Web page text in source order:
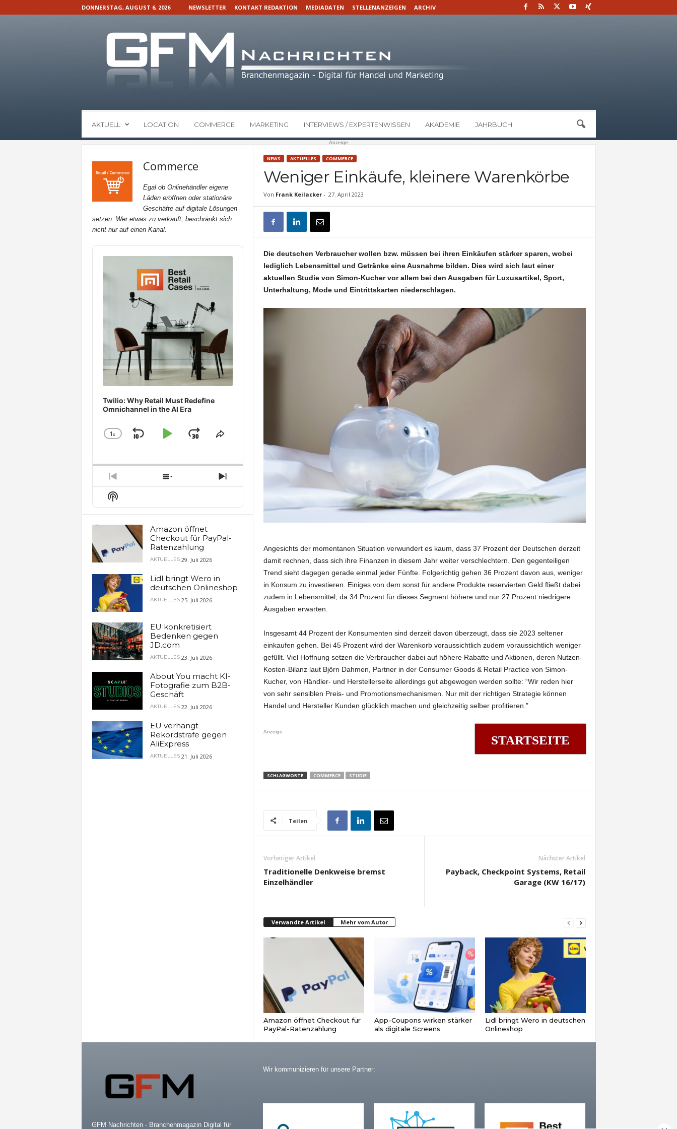
DONNERSTAG, AUGUST 6, 2026 NEWSLETTER KONTAKT REDAKTION MEDIADATEN STELLENANZEIGEN ARCHIV
M
N
AKTUELL LOCATION COMMERCE MARKETING INTERVIEWS / EXPERTENWISSEN AKADEMIE JAHRBUCH
Anzeige
NEWS AKTUELLES COMMERCE
Weniger Einkäufe, kleinere Warenkörbe
Von Frank Keilacker- 27. April 2023
Die deutschen Verbraucher wollen bzw. müssen bei ihren Einkäufen stärker sparen, wobei
lediglich Lebensmittel und Getränke eine Ausnahme bilden. Dies wird sich laut einer
aktuellen Studie von Simon-Kucher vor allem bei den Ausgaben für Luxusartikel, Sport,
Unterhaltung, Mode und Eintrittskarten niederschlagen.
Angesichts der momentanen Situation verwundert es kaum, dass 37 Prozent der Deutschen derzeit
damit rechnen, dass sich ihre Finanzen in diesem Jahr weiter verschlechtern. Den gegenteiligen
Trend sieht dagegen gerade einmal jeder Fünfte. Folgerichtig gehen 36 Prozent davon aus, weniger
in Konsum zu investieren. Einiges von dem sonst für andere Produkte reservierten Geld fließt dabei
zudem in Lebensmittel, da 34 Prozent für dieses Segment höhere und nur 27 Prozent niedrigere
Ausgaben erwarten.
Insgesamt 44 Prozent der Konsumenten sind derzeit davon überzeugt, dass sie 2023 seltener
einkaufen gehen. Bei 45 Prozent wird der Warenkorb voraussichtlich zudem voraussichtlich weniger
gefüllt. Viel Hoffnung setzen die Verbraucher dabei auf höhere Rabatte und Aktionen, deren Nutzen-
Kosten-Bilanz laut Björn Dahmen, Partner in der Consumer Goods & Retail Practice von Simon-
Kucher, von Händler- und Herstellerseite allerdings gut abgewogen werden sollte: “Wir reden hier
von sehr sensiblen Preis- und Promotionsmechanismen. Nur mit der richtigen Strategie können
Handel und Hersteller Kunden glücklich machen und gleichzeitig selber profitieren.”
Anzeige
STARTSEITE
SCHLAGWORTE COMMERCE STUDIE
Teilen
Vorheriger Artikel
Traditionelle Denkweise bremst
Einzelhändler
Nächster Artikel
Payback, Checkpoint Systems, Retail
Garage (KW 16/17)
Verwandte Artikel Mehr vom Autor
Amazon öffnet Checkout für
PayPal-Ratenzahlung
App-Coupons wirken stärker
als digitale Screens
Lidl bringt Wero in deutschen
Onlineshop
Commerce
Egal ob Onlinehändler eigene
Läden eröffnen oder stationäre
Geschäfte auf digitale Lösungen
setzen. Wer etwas zu verkauft, beschränkt sich
nicht nur auf einen Kanal.
Audio
Player
Twilio: Why Retail Must Redefine
Omnichannel in the AI Era
Change
1x
SkipPlayJumpShare
Previous
Episode
Show
Episodes
Next
Episode
Show
Podcast
Information
Amazon öffnet
Checkout für PayPal-
Ratenzahlung
AKTUELLES 29. Juli 2026
Lidl bringt Wero in
deutschen Onlineshop
AKTUELLES 25. Juli 2026
EU konkretisiert
Bedenken gegen
JD.com
AKTUELLES 23. Juli 2026
About You macht KI-
Fotografie zum B2B-
Geschäft
AKTUELLES 22. Juli 2026
EU verhängt
Rekordstrafe gegen
AliExpress
AKTUELLES 21. Juli 2026
GFM Nachrichten - Branchenmagazin Digital für
Wir kommunizieren für unsere Partner: